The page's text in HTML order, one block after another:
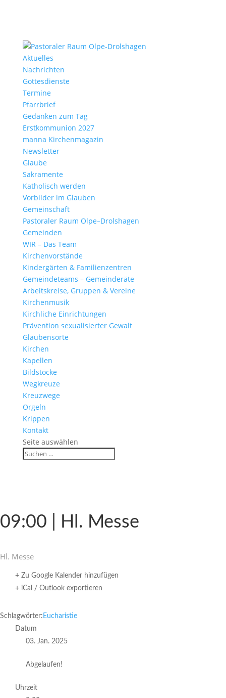
Aktu­elles
Nach­richten
Gottes­dienste
Termine
Pfarr­brief
Gedanken zum Tag
Erst­kom­mu­nion 2027
manna Kirchen­ma­gazin
News­letter
Glaube
Sakra­mente
Katho­lisch werden
Vorbilder im Glauben
Gemein­schaft
Pasto­raler Raum Olpe–Drolshagen
Gemeinden
WIR – Das Team
Kirchen­vor­stände
Kinder­gärten & Familienzentren
Gemein­de­teams – Gemeinderäte
Arbeits­kreise, Gruppen & Vereine
Kirchen­musik
Kirch­liche Einrichtungen
Präven­tion sexua­li­sierter Gewalt
Glau­ben­s­orte
Kirchen
Kapellen
Bild­stöcke
Wegkreuze
Kreuz­wege
Orgeln
Krippen
Kontakt
Seite auswählen
09:00 | Hl. Messe
Hl. Messe
+ Zu Google Kalender hinzufügen
+ iCal / Outlook exportieren
Schlagwörter: Eucharistie
Datum
03. Jan. 2025
Abgelaufen!
Uhrzeit